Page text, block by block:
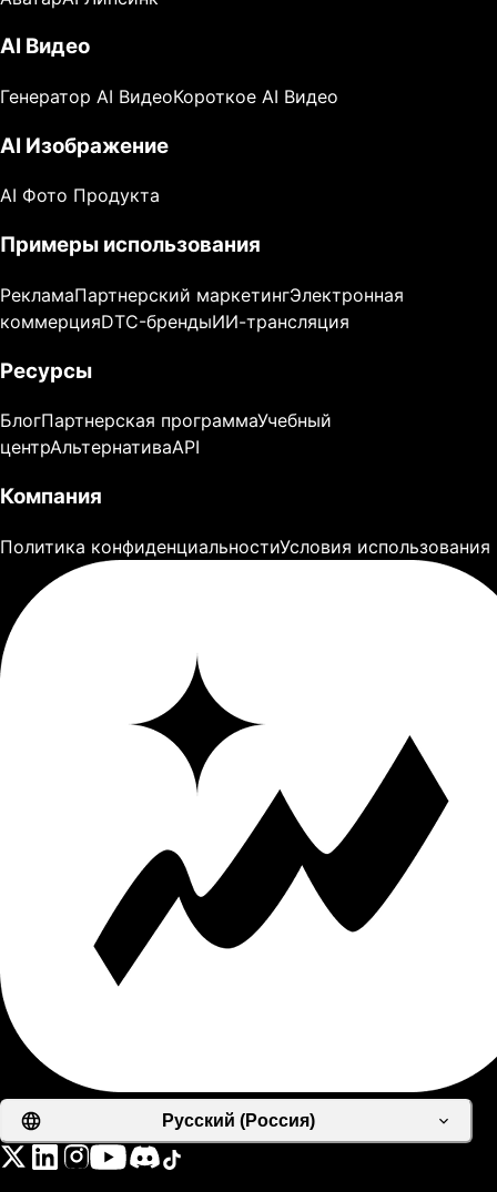
AI Видео
Генератор AI ВидеоКороткое AI Видео
AI Изображение
AI Фото Продукта
Примеры использования
РекламаПартнерский маркетингЭлектронная
коммерцияDTC-брендыИИ-трансляция
Ресурсы
БлогПартнерская программаУчебный
центрАльтернативаAPI
Компания
Политика конфиденциальностиУсловия использования
Русский (Россия)